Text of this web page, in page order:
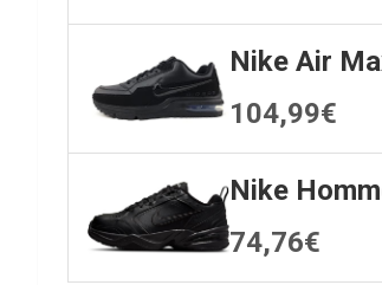
Nike Air
104,99€
Nike
74,76€